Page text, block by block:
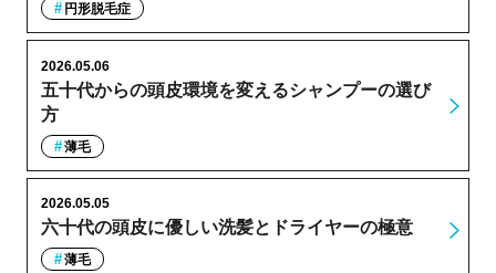
円形脱毛症
五十代からの頭皮環境を変えるシャンプーの選び
方
2026.05.06
薄毛
六十代の頭皮に優しい洗髪とドライヤーの極意
2026.05.05
薄毛